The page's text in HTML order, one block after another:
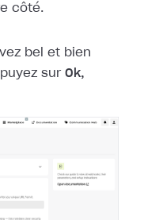
côté.
bel et bien
sur Ok,